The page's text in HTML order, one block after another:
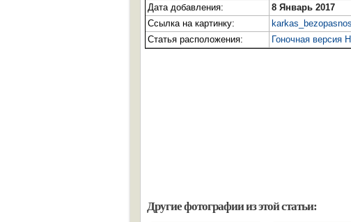
Дата добавления:
8 Январь 2017
Ссылка на картинку:
Статья расположения:
Гоночная версия
Другие фотографии из этой статьи: